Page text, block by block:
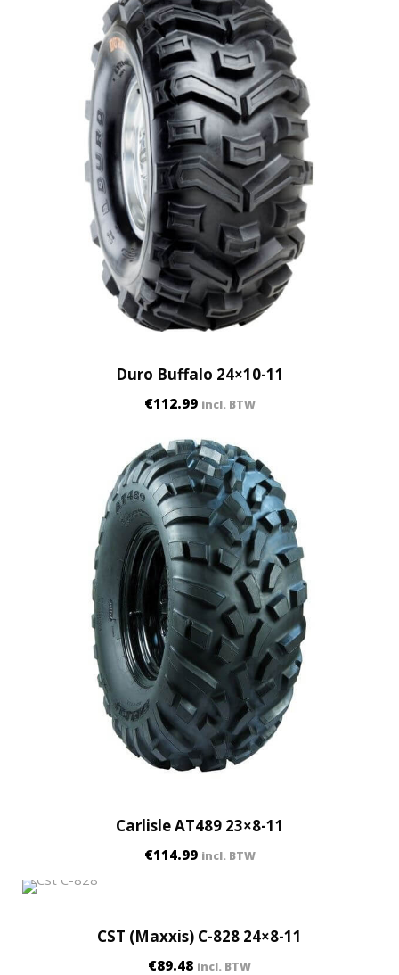
Duro Buffalo 24×10-11
€112.99 incl. BTW
Carlisle AT489 23×8-11
€114.99 incl. BTW
CST (Maxxis) C-828 24×8-11
€89.48 incl. BTW